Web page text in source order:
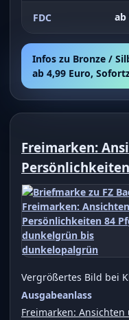
FDC ab
Infos zu Bronze /
ab 4,99 Euro,
Freimarken:
Persönlichkeiten
Vergrößertes Bild bei
Ausgabeanlass
Freimarken: